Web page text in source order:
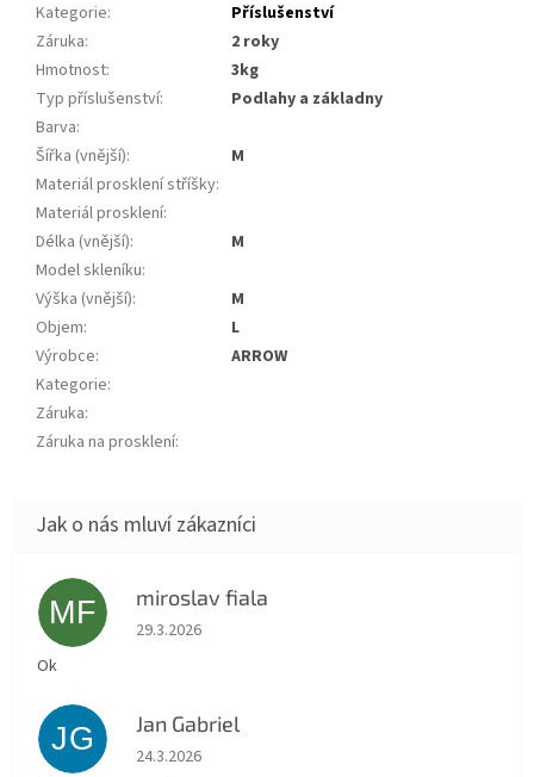
Kategorie:
Příslušenství
Záruka:
2 roky
Hmotnost:
3kg
Typ příslušenství:
Podlahy a základny
Barva:
Šířka (vnější):
m
Materiál prosklení stříšky:
Materiál prosklení:
Délka (vnější):
m
Model skleníku:
Výška (vnější):
m
Objem:
L
Výrobce:
ARROW
Kategorie:
Záruka:
Záruka na prosklení:
MF miroslav fiala
Hodnocení obchodu je 5 z 5 hvězdiček.
29.3.2026
Ok
JG Jan Gabriel
Hodnocení obchodu je 5 z 5 hvězdiček.
24.3.2026